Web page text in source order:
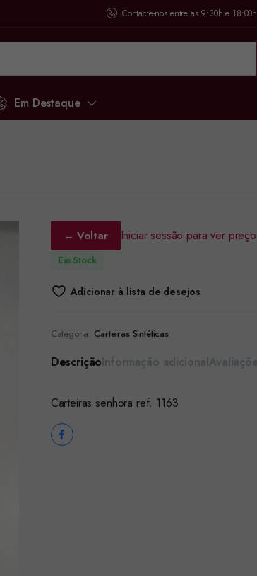
Contacte-nos entre as 9:30h e 18:00h
Em Destaque
← Voltar Iniciar sessão para ver preço
Em Stock
Adicionar à lista de desejos
Categoria: Carteiras Sintéticas
Descrição
Carteiras senhora ref. 1163